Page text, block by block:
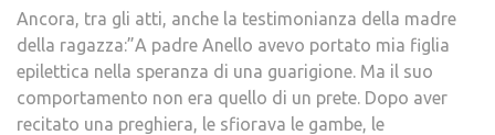
Ancora, tra gli atti, anche la testimonianza della madre
della ragazza:”A padre Anello avevo portato mia figlia
epilettica nella speranza di una guarigione. Ma il suo
comportamento non era quello di un prete. Dopo aver
recitato una preghiera, le sfiorava le gambe, le